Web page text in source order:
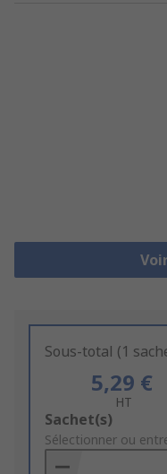
Sous-total (1
5,29 €
HT
Add
to
Basket
Sachet(s)
Sélectionner ou